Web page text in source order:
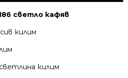
светло кафяв
килим
килим